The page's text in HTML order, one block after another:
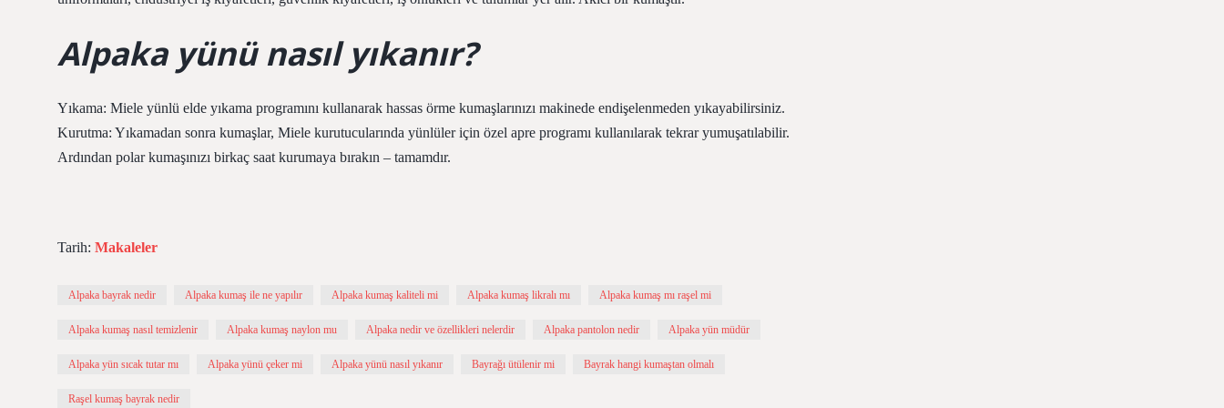
Alpaka yünü nasıl yıkanır?
Yıkama: Miele yünlü elde yıkama programını kullanarak hassas örme kumaşlarınızı makinede endişelenmeden yıkayabilirsiniz.
Kurutma: Yıkamadan sonra kumaşlar, Miele kurutucularında yünlüler için özel apre programı kullanılarak tekrar yumuşatılabilir.
Ardından polar kumaşınızı birkaç saat kurumaya bırakın – tamamdır.
Tarih: Makaleler
Alpaka bayrak nedir Alpaka kumaş ile ne yapılır Alpaka kumaş kaliteli mi Alpaka kumaş likralı mı Alpaka kumaş mı raşel mi
Alpaka kumaş nasıl temizlenir Alpaka kumaş naylon mu Alpaka nedir ve özellikleri nelerdir Alpaka pantolon nedir Alpaka yün müdür
Alpaka yün sıcak tutar mı Alpaka yünü çeker mi Alpaka yünü nasıl yıkanır Bayrağı ütülenir mi Bayrak hangi kumaştan olmalı
Raşel kumaş bayrak nedir